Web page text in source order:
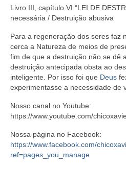
Livro III, capítulo VI “LEI DE
necessária / Destruição abusiva
Para a regeneração dos seres faz
cerca a Natureza de meios de
fim de que a destruição não se dê
destruição antecipada obsta ao
inteligente. Por isso foi que Deus
experimentasse a necessidade de
Nosso canal no Youtube:
https://www.youtube.com/
Nossa página no Facebook:
https://www.facebook.com/
ref=pages_you_manage